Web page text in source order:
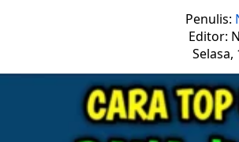
Penulis:
Editor:
Selasa,